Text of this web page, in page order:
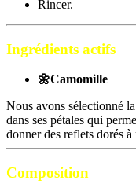
Rincer.
Ingrédients actifs
🌼Camomille
Nous avons sélectionné
dans ses pétales qui
donner des reflets dorés
Composition